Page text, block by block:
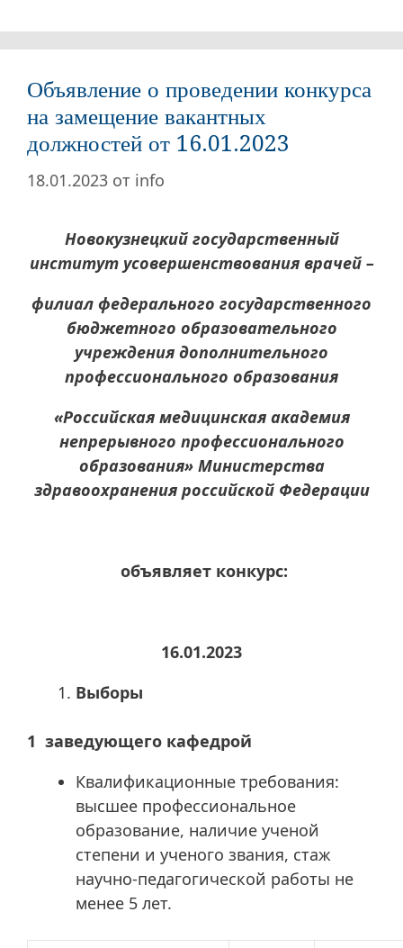
Объявление о проведении конкурса
на замещение вакантных
должностей от 16.01.2023
18.01.2023 от info
Новокузнецкий государственный
институт усовершенствования врачей –
филиал федерального государственного
бюджетного образовательного
учреждения дополнительного
профессионального образования
«Российская медицинская академия
непрерывного профессионального
образования» Министерства
здравоохранения российской Федерации
объявляет конкурс:
16.01.2023
Выборы
1 заведующего кафедрой
Квалификационные требования:
высшее профессиональное
образование, наличие ученой
степени и ученого звания, стаж
научно-педагогической работы не
менее 5 лет.